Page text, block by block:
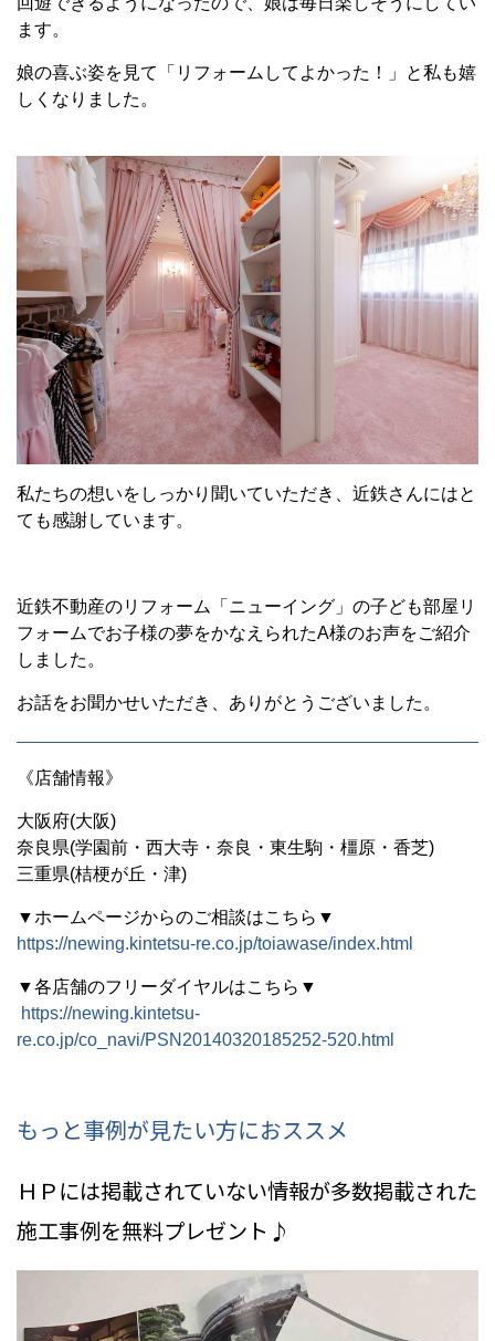
ます。
娘の喜ぶ姿を見て「リフォームしてよかった！」と私も嬉
しくなりました。
私たちの想いをしっかり聞いていただき、近鉄さんにはと
ても感謝しています。
近鉄不動産のリフォーム「ニューイング」の子ども部屋リ
フォームでお子様の夢をかなえられたA様のお声をご紹介
しました。
お話をお聞かせいただき、ありがとうございました。
《店舗情報》
大阪府(大阪)
奈良県(学園前・西大寺・奈良・東生駒・橿原・香芝)
三重県(桔梗が丘・津)
▼ホームページからのご相談はこちら▼
https://newing.kintetsu-re.co.jp/toiawase/index.html
▼各店舗のフリーダイヤルはこちら▼
https://newing.kintetsu-
re.co.jp/co_navi/PSN20140320185252-520.html
もっと事例が見たい方におススメ
ＨＰには掲載されていない情報が多数掲載された
施工事例を無料プレゼント♪